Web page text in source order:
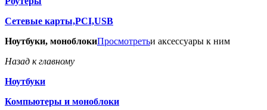
Сетевые карты,PCI,USB
Ноутбуки, моноблокиПросмотретьи аксессуары к ним
Назад к главному
Ноутбуки
Компьютеры и моноблоки